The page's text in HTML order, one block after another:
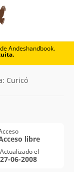
Andeshandbook.
Curicó
libre
Actualizado el
27-06-2008